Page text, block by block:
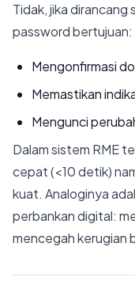
Tidak, jika dirancang
password bertujuan:
Mengonfirmasi
Memastikan
Mengunci
Dalam sistem RME
cepat (<10 detik)
kuat. Analoginya
perbankan digital:
mencegah kerugian